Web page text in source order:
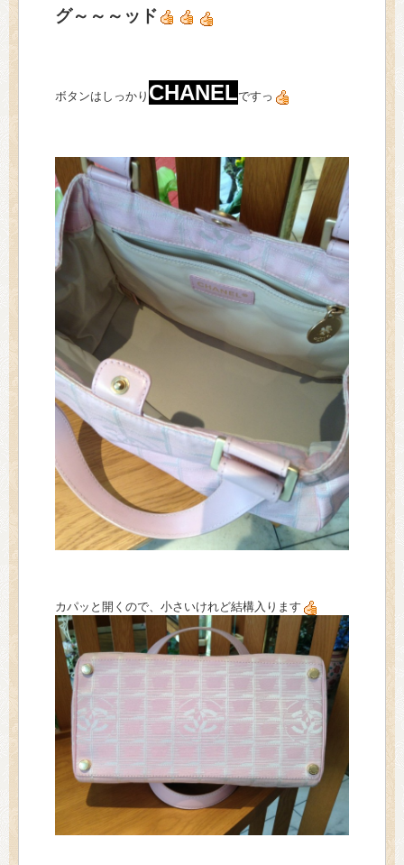
グ～～～ッド
ボタンはしっかり CHANELですっ
カパッと開くので、小さいけれど結構入ります